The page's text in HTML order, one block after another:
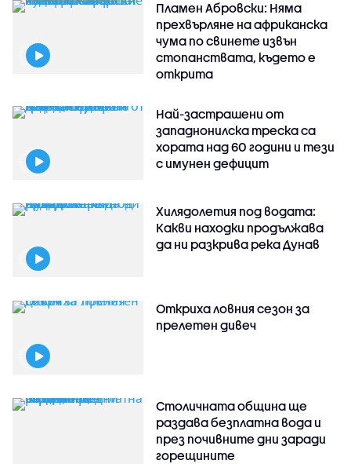
Пламен Абровски: Няма
прехвърляне на африканска
чума по свинете извън
стопанствата, където е
открита
Най-застрашени от
западнонилска треска са
хората над 60 години и тези
с имунен дефицит
Хилядолетия под водата:
Какви находки продължава
да ни разкрива река Дунав
Откриха ловния сезон за
прелетен дивеч
Столичната община ще
раздава безплатна вода и
през почивните дни заради
горещините